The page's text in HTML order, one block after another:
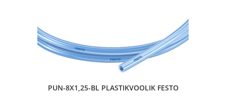
PUN-8X1,25-BL PLASTIKVOOLIK FESTO